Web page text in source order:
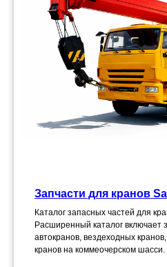
Запчасти для кранов
Каталог запасных частей для
Расширенный каталог включает
автокранов, вездеходных
кранов на коммеочерском шасси.